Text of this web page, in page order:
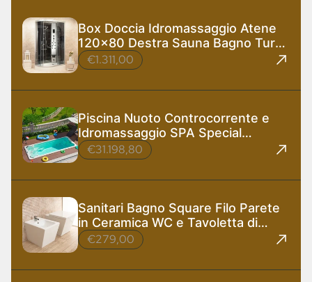
Box Doccia Idromassaggio Atene
120x80 Destra Sauna Bagno Turco
e Ozono
€1.311,00
Piscina Nuoto Controcorrente e
Idromassaggio SPA Special
585x220 cm
€31.198,80
Sanitari Bagno Square Filo Parete
in Ceramica WC e Tavoletta di
Design
€279,00